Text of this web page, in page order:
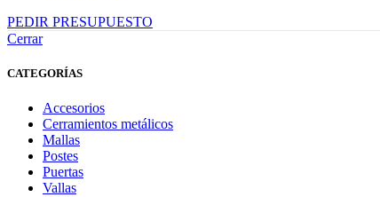
PEDIR PRESUPUESTO
Cerrar
CATEGORÍAS
Accesorios
Cerramientos metálicos
Mallas
Postes
Puertas
Vallas